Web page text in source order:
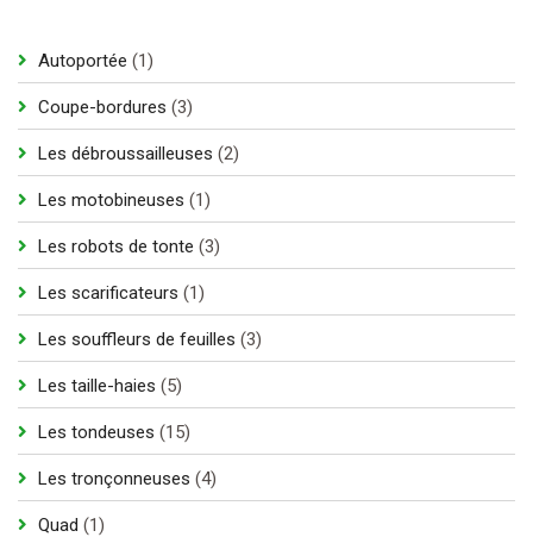
Autoportée 11
Coupe-bordures 33
Les débroussailleuses 22
Les motobineuses 11
Les robots de tonte 33
Les scarificateurs 11
Les souffleurs de feuilles 33
Les taille-haies 55
Les tondeuses 1515
Les tronçonneuses 44
Quad 11